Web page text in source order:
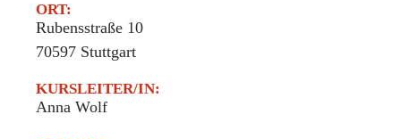
ORT:
Rubensstraße 10
70597 Stuttgart
KURSLEITER/IN:
Anna Wolf